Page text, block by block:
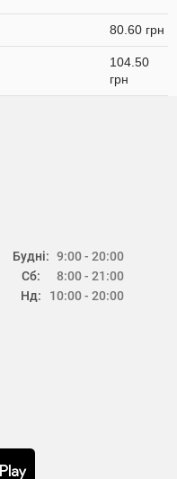
80.60 грн
104.50
грн
Будні:
Сб:
Нд:
9:00 - 20:00
8:00 - 21:00
10:00 - 20:00